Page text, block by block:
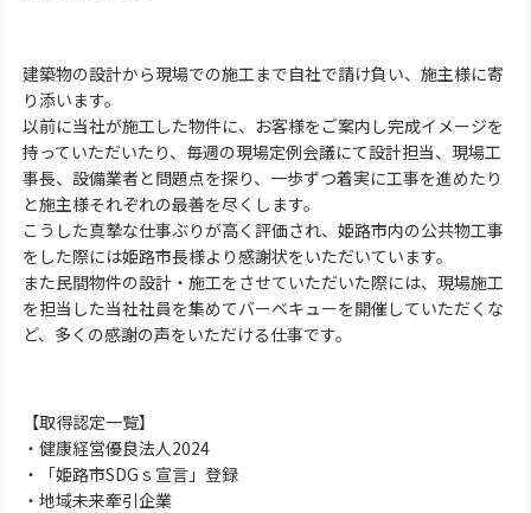
建築物の設計から現場での施工まで自社で請け負い、施主様に寄
り添います。
以前に当社が施工した物件に、お客様をご案内し完成イメージを
持っていただいたり、毎週の現場定例会議にて設計担当、現場工
事長、設備業者と問題点を探り、一歩ずつ着実に工事を進めたり
と施主様それぞれの最善を尽くします。
こうした真摯な仕事ぶりが高く評価され、姫路市内の公共物工事
をした際には姫路市長様より感謝状をいただいています。
また民間物件の設計・施工をさせていただいた際には、現場施工
を担当した当社社員を集めてバーベキューを開催していただくな
ど、多くの感謝の声をいただける仕事です。
【取得認定一覧】
・健康経営優良法人2024
・「姫路市SDGｓ宣言」登録
・地域未来牽引企業